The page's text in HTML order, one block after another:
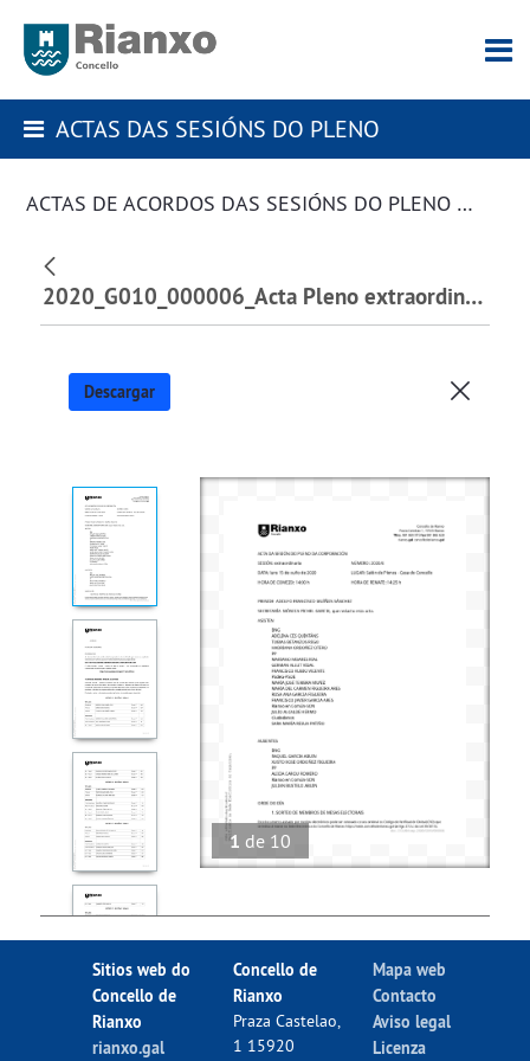
ACTAS DAS SESIÓNS DO PLENO
ACTAS DE ACORDOS DAS SESIÓNS DO PLENO DA CORPORACIÓN
2020_G010_000006_Acta Pleno extraordinario 15.06.2020. sorteo mesas electorais_213494.pdf
Descargar
1 de 10
Sitios web do
Concello de
Rianxo
rianxo.gal
Concello de
Rianxo
Praza Castelao,
1 15920
Mapa web
Contacto
Aviso legal
Licenza